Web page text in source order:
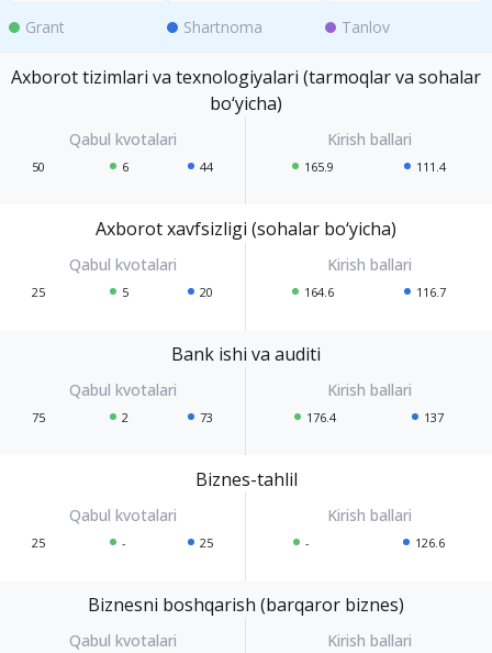
Grant Shartnoma Tanlov
Axborot tizimlari va texnologiyalari (tarmoqlar va sohalar
bo‘yicha)
50 6 44 165.9 111.4
Axborot xavfsizligi (sohalar bo‘yicha)
25 5 20 164.6 116.7
Bank ishi va auditi
75 2 73 176.4 137
Biznes-tahlil
25 - 25 - 126.6
Biznesni boshqarish (barqaror biznes)